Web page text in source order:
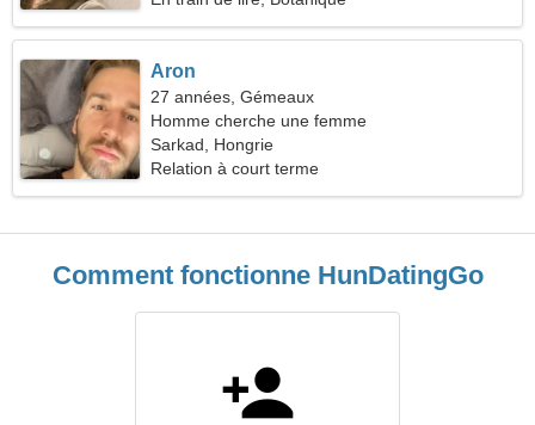
Aron
27 années, Gémeaux
Homme cherche une femme
Sarkad, Hongrie
Relation à court terme
Comment fonctionne HunDatingGo